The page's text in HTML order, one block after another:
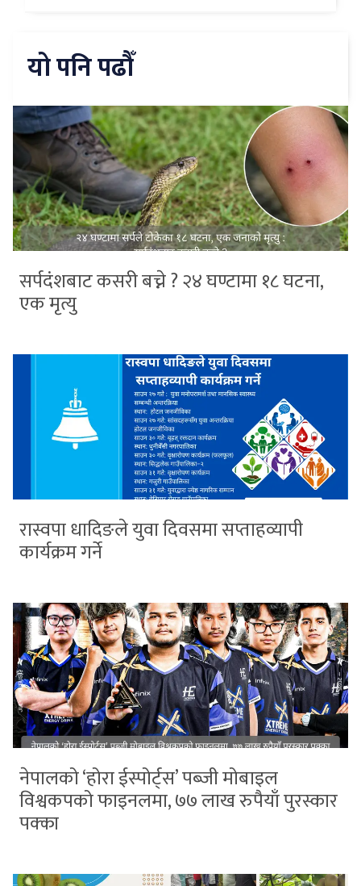
यो पनि पढौँ
सर्पदंशबाट कसरी बच्ने ? २४ घण्टामा १८ घटना,
एक मृत्यु
रास्वपा धादिङले युवा दिवसमा सप्ताहव्यापी
कार्यक्रम गर्ने
नेपालको ‘होरा ईस्पोर्ट्स’ पब्जी मोबाइल
विश्वकपको फाइनलमा, ७७ लाख रुपैयाँ पुरस्कार
पक्का